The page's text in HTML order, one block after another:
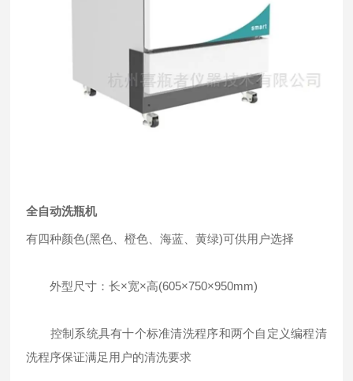
全自动洗瓶机
有四种颜色(黑色、橙色、海蓝、黄绿)可供用户选择
外型尺寸：长×宽×高(605×750×950mm)
控制系统具有十个标准清洗程序和两个自定义编程清
洗程序保证满足用户的清洗要求